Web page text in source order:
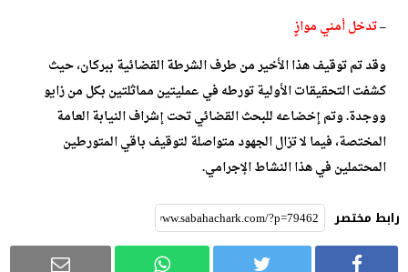
–تدخل أمني موازٍ
وقد تم توقيف هذا الأخير من طرف الشرطة القضائية ببركان، حيث
كشفت التحقيقات الأولية تورطه في عمليتين مماثلتين بكل من زايو
ووجدة. وتم إخضاعه للبحث القضائي تحت إشراف النيابة العامة
المختصة، فيما لا تزال الجهود متواصلة لتوقيف باقي المتورطين
المحتملين في هذا النشاط الإجرامي.
رابط مختصر